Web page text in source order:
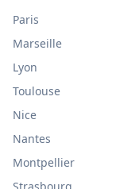
Paris
Marseille
Lyon
Toulouse
Nice
Nantes
Montpellier